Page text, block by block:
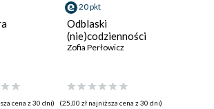
cena z 30 dni)
20 pkt
Odblaski
(nie)codzienności
Zofia Perłowicz
(25,00 zł najniższa cena z 30 dni)